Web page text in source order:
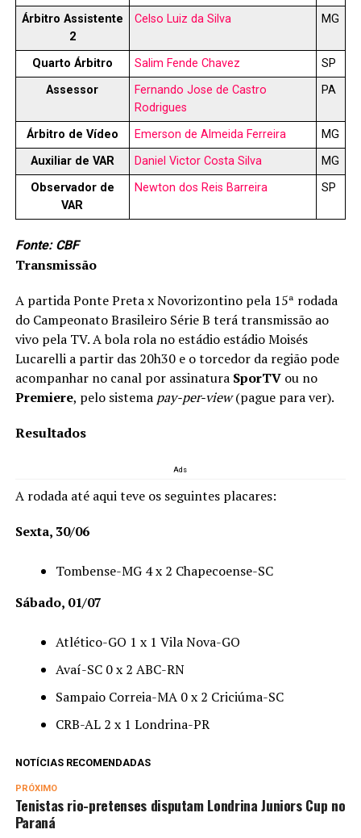
Árbitro Assistente
2
Celso Luiz da Silva MG
Quarto Árbitro Salim Fende Chavez
SP
Assessor
Fernando Jose de Castro
Rodrigues
PA
Árbitro de Vídeo Emerson de Almeida Ferreira
MG
Auxiliar de VAR
Daniel Victor Costa Silva
MG
Observador de
VAR
Newton dos Reis Barreira SP
Fonte: CBF
Transmissão
A partida Ponte Preta x Novorizontino pela 15ª rodada
do Campeonato Brasileiro Série B terá transmissão ao
vivo pela TV. A bola rola no estádio estádio Moisés
Lucarelli a partir das 20h30 e o torcedor da região pode
acompanhar no canal por assinatura SporTVou no
Premiere, pelo sistema pay-per-view(pague para ver).
Resultados
Ads
A rodada até aqui teve os seguintes placares:
Sexta, 30/06
Tombense-MG 4 x 2 Chapecoense-SC
Sábado, 01/07
Atlético-GO 1 x 1 Vila Nova-GO
Avaí-SC 0 x 2 ABC-RN
Sampaio Correia-MA 0 x 2 Criciúma-SC
CRB-AL 2 x 1 Londrina-PR
NOTÍCIAS RECOMENDADAS
PRÓXIMO
Tenistas rio-pretenses disputam Londrina Juniors Cup no
Paraná